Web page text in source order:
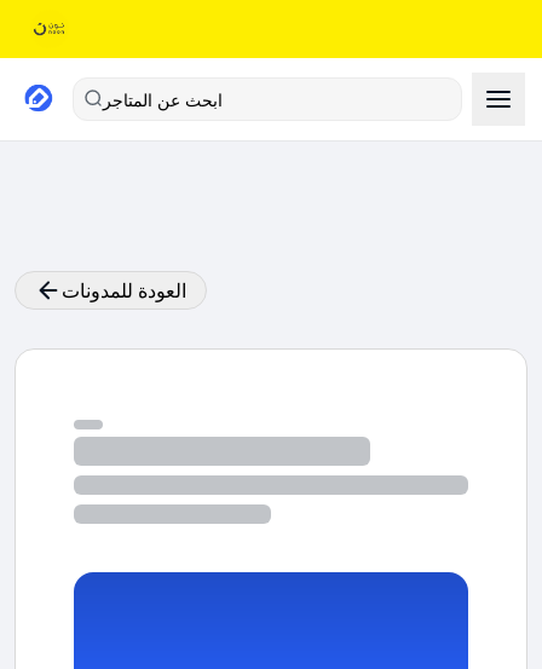
ابحث عن المتاجر
العودة للمدونات